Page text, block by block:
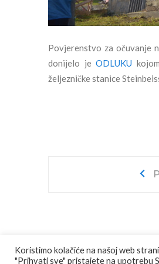
Povjerenstvo za očuvanje
donijelo jeODLUKU
željezničke stanice
Navigacija
© COPYRIGHTJU
Koristimo kolačiće na našoj web
"Prihvati sve" pristajete na upotrebu